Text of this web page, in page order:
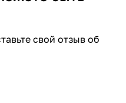
свой отзыв об